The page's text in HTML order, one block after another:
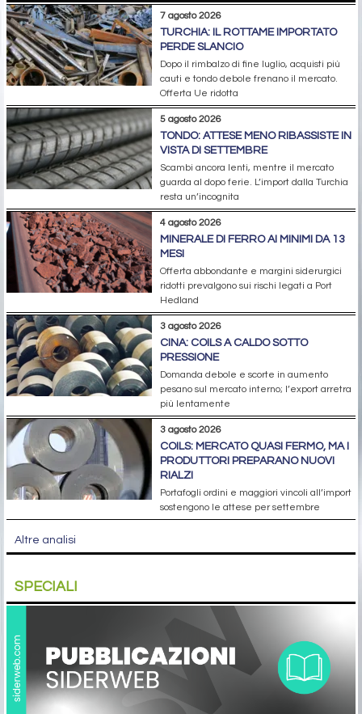
7 agosto 2026
TURCHIA: IL ROTTAME IMPORTATO
PERDE SLANCIO
Dopo il rimbalzo di fine luglio, acquisti più
cauti e tondo debole frenano il mercato.
Offerta Ue ridotta
5 agosto 2026
TONDO: ATTESE MENO RIBASSISTE IN
VISTA DI SETTEMBRE
Scambi ancora lenti, mentre il mercato
guarda al dopo ferie. L’import dalla Turchia
resta un’incognita
4 agosto 2026
MINERALE DI FERRO AI MINIMI DA 13
MESI
Offerta abbondante e margini siderurgici
ridotti prevalgono sui rischi legati a Port
Hedland
3 agosto 2026
CINA: COILS A CALDO SOTTO
PRESSIONE
Domanda debole e scorte in aumento
pesano sul mercato interno; l’export arretra
più lentamente
3 agosto 2026
COILS: MERCATO QUASI FERMO, MA I
PRODUTTORI PREPARANO NUOVI
RIALZI
Portafogli ordini e maggiori vincoli all’import
sostengono le attese per settembre
Altre analisi
SPECIALI